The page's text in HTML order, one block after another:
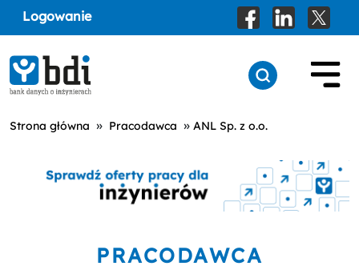
Logowanie
Strona główna » Pracodawca » ANL Sp. z o.o.
PRACODAWCA